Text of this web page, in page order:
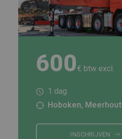
600€ btw excl.
1 dag
Hoboken, Meerhout
INSCHRIJVEN